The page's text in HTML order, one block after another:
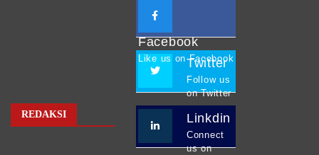
REDAKSI
Facebook
Like us on Facebook
Twitter
Follow us
on Twitter
Linkdin
Connect
us on